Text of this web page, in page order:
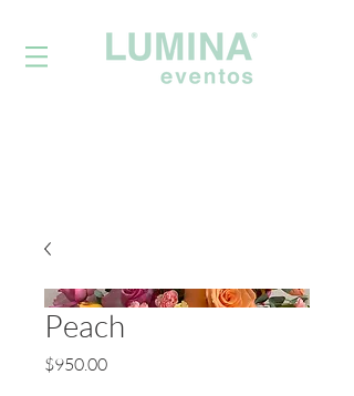
Peach
$950.00Precio
Powered by
InnoTech Apps